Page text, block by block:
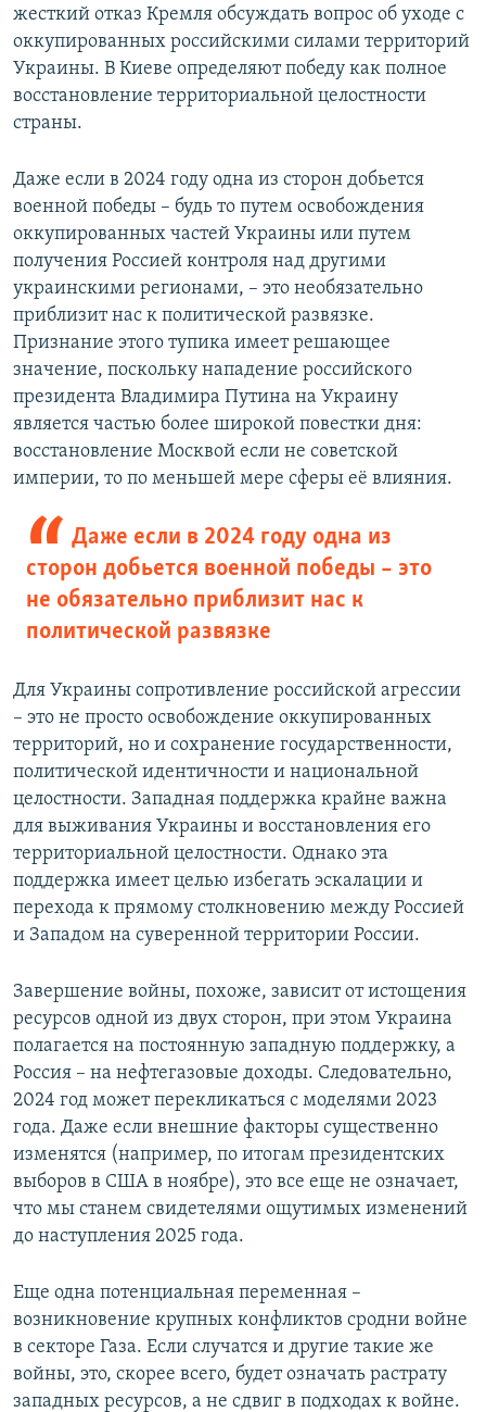
жесткий отказ Кремля обсуждать вопрос об уходе с
оккупированных российскими силами территорий
Украины. В Киеве определяют победу как полное
восстановление территориальной целостности
страны.
Даже если в 2024 году одна из сторон добьется
военной победы – будь то путем освобождения
оккупированных частей Украины или путем
получения Россией контроля над другими
украинскими регионами, – это необязательно
приблизит нас к политической развязке.
Признание этого тупика имеет решающее
значение, поскольку нападение российского
президента Владимира Путина на Украину
является частью более широкой повестки дня:
восстановление Москвой если не советской
империи, то по меньшей мере сферы её влияния.
Даже если в 2024 году одна из
сторон добьется военной победы – это
не обязательно приблизит нас к
политической развязке
Для Украины сопротивление российской агрессии
– это не просто освобождение оккупированных
территорий, но и сохранение государственности,
политической идентичности и национальной
целостности. Западная поддержка крайне важна
для выживания Украины и восстановления его
территориальной целостности. Однако эта
поддержка имеет целью избегать эскалации и
перехода к прямому столкновению между Россией
и Западом на суверенной территории России.
Завершение войны, похоже, зависит от истощения
ресурсов одной из двух сторон, при этом Украина
полагается на постоянную западную поддержку, а
Россия – на нефтегазовые доходы. Следовательно,
2024 год может перекликаться с моделями 2023
года. Даже если внешние факторы существенно
изменятся (например, по итогам президентских
выборов в США в ноябре), это все еще не означает,
что мы станем свидетелями ощутимых изменений
до наступления 2025 года.
Еще одна потенциальная переменная –
возникновение крупных конфликтов сродни войне
в секторе Газа. Если случатся и другие такие же
войны, это, скорее всего, будет означать растрату
западных ресурсов, а не сдвиг в подходах к войне.